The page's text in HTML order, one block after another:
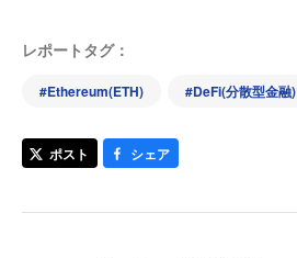
レポートタグ：
#Ethereum(ETH) #DeFi(分散型金融)
ポスト シェア